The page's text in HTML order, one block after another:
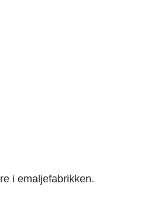
i emaljefabrikken.